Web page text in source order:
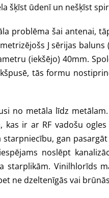
šķīst ūdenī un nešķīst
problēma šai antenai,
J sērijas
(iekšējo) 40mm.
tās formu
no metāla līdz
ir ar RF vadošu
gan
noslēpt
Vinilhlorīds
ne dzeltenīgās vai